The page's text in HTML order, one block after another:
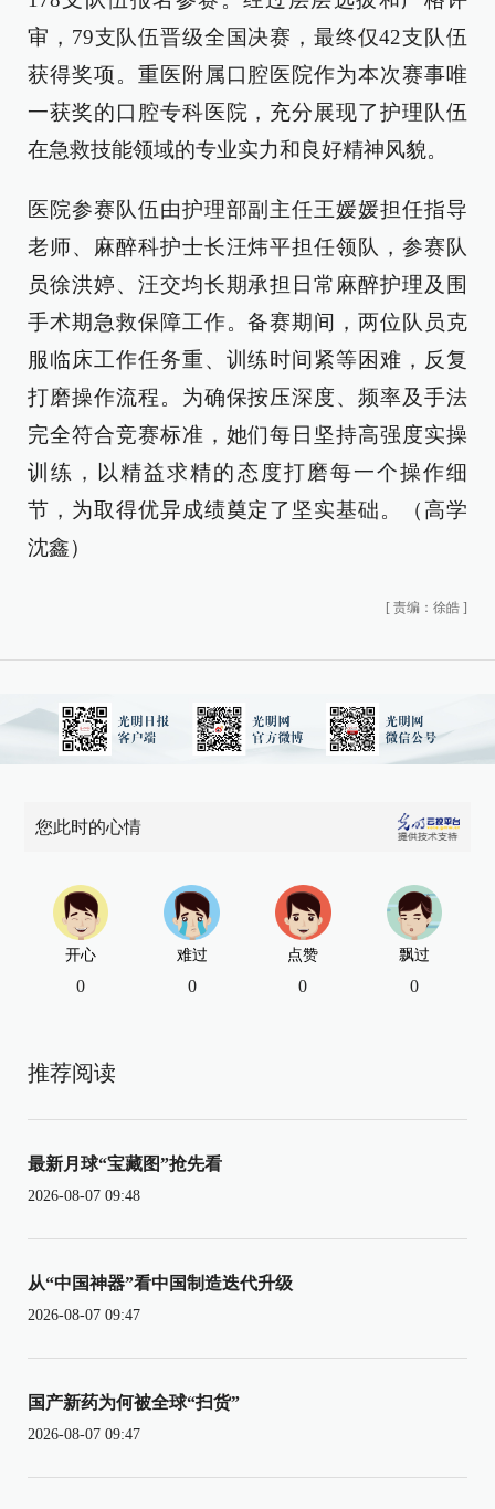
审，79支队伍晋级全国决赛，最终仅42支队伍
获得奖项。重医附属口腔医院作为本次赛事唯
一获奖的口腔专科医院，充分展现了护理队伍
在急救技能领域的专业实力和良好精神风貌。
医院参赛队伍由护理部副主任王媛媛担任指导
老师、麻醉科护士长汪炜平担任领队，参赛队
员徐洪婷、汪交均长期承担日常麻醉护理及围
手术期急救保障工作。备赛期间，两位队员克
服临床工作任务重、训练时间紧等困难，反复
打磨操作流程。为确保按压深度、频率及手法
完全符合竞赛标准，她们每日坚持高强度实操
训练，以精益求精的态度打磨每一个操作细
节，为取得优异成绩奠定了坚实基础。（高学
沈鑫）
[ 责编：徐皓 ]
您此时的心情
开心
0
难过
0
点赞
0
飘过
0
推荐阅读
最新月球“宝藏图”抢先看
2026-08-07 09:48
从“中国神器”看中国制造迭代升级
2026-08-07 09:47
国产新药为何被全球“扫货”
2026-08-07 09:47